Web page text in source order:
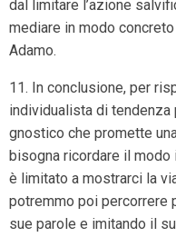
dal limitare l’azione
mediare in modo
Adamo.
11. In conclusione, per
individualista di tendenza
gnostico che promette
bisogna ricordare il modo
è limitato a mostrarci la
potremmo poi percorrere
sue parole e imitando il